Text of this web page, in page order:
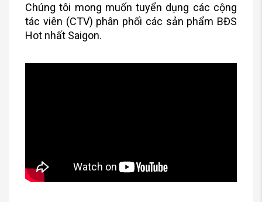
Chúng tôi mong muốn tuyển dụng các cộng
tác viên (CTV) phân phối các sản phẩm BĐS
Hot nhất Saigon.